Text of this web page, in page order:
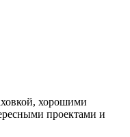
хорошими
проектами и